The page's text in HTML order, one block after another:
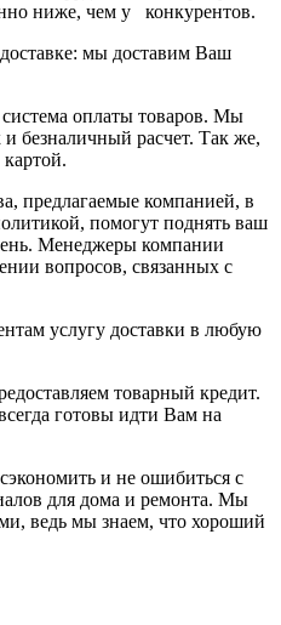
ниже, чем у конкурентов.
мы доставим Ваш
система оплаты товаров. Мы
безналичный расчет. Так же,
предлагаемые компанией, в
помогут поднять ваш
Менеджеры компании
вопросов, связанных с
услугу доставки в любую
товарный кредит.
готовы идти Вам на
и не ошибиться с
для дома и ремонта. Мы
ведь мы знаем, что хороший